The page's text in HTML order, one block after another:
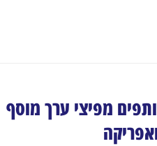
מפיצי ערך מוסף